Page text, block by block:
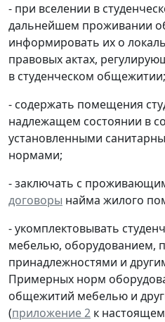
- при вселении в
дальнейшем проживании
информировать их о
правовых актах,
в студенческом общежитии;
- содержать помещения
надлежащем состоянии в
установленными
нормами;
- заключать с
договоры найма жилого
- укомплектовывать
мебелью, оборудованием,
принадлежностями и
Примерных норм
общежитий мебелью и
(приложение 2 к